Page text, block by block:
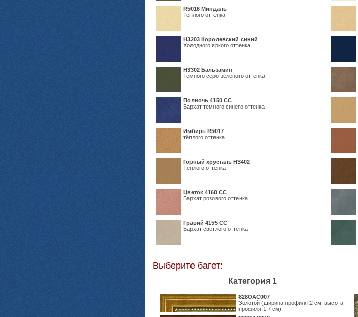
R5016 Миндаль
Теплого оттенка
Н3203 Королевский синий
Холодного яркого оттенка
Н3302 Бальзамин
Темного серо-зеленого оттенка
Полночь 4150 СС
Бархат темного синего оттенка
Имбирь R5017
тёплого оттенка
Горный хрусталь H3402
Тёплого оттенка
Цветок 4160 СС
Бархат розового оттенка
Гравий 4155 СС
Бархат светлого оттенка
Выберите багет:
Категория 1
828OAC007
Золотой (ширина профиля 2 см; высота
профиля 1,7 см)